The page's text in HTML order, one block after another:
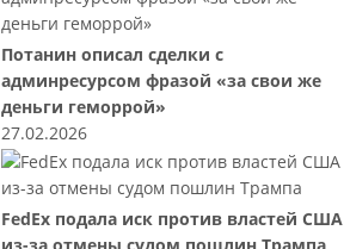
Потанин описал сделки с
админресурсом фразой «за свои же
деньги геморрой»
27.02.2026
FedEx подала иск против властей США